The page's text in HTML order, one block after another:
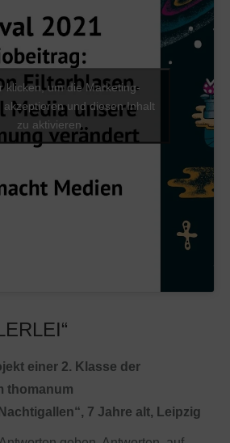
klicken, um die Marketing-
akzeptieren und diesen Inhalt
zu aktivieren
einer 2. Klasse der
thomanum
7 Jahre alt, Leipzig